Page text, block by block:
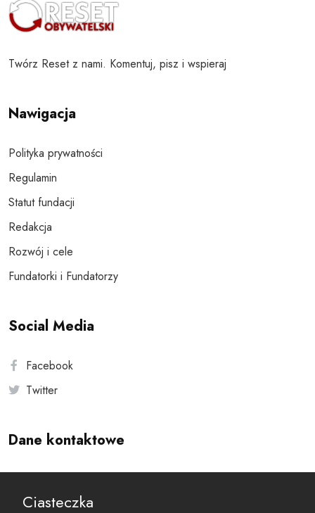
Twórz Reset z nami. Komentuj, pisz i wspieraj
Nawigacja
Polityka prywatności
Regulamin
Statut fundacji
Redakcja
Rozwój i cele
Fundatorki i Fundatorzy
Social Media
Facebook
Twitter
Dane kontaktowe
reset@resetobywatelski.pl
Ciasteczka